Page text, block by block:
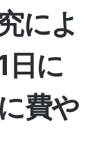
によ
日に
費や